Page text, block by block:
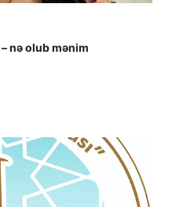
nə olub mənim